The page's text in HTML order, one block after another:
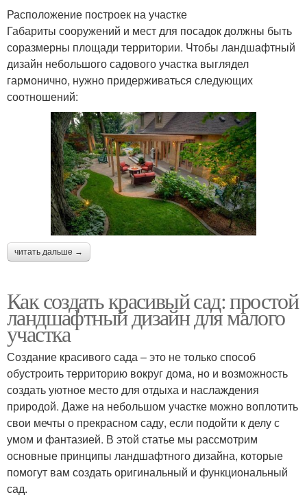
Расположение построек на участке
Габариты сооружений и мест для посадок должны быть
соразмерны площади территории. Чтобы ландшафтный
дизайн небольшого садового участка выглядел
гармонично, нужно придерживаться следующих
соотношений:
читать дальше →
Как создать красивый сад: простой
ландшафтный дизайн для малого
участка
Создание красивого сада – это не только способ
обустроить территорию вокруг дома, но и возможность
создать уютное место для отдыха и наслаждения
природой. Даже на небольшом участке можно воплотить
свои мечты о прекрасном саду, если подойти к делу с
умом и фантазией. В этой статье мы рассмотрим
основные принципы ландшафтного дизайна, которые
помогут вам создать оригинальный и функциональный
сад.